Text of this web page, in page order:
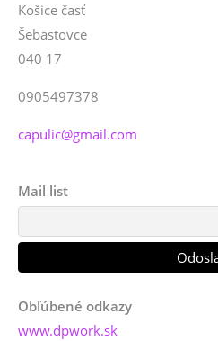
Košice časť
Šebastovce
040 17
0905497378
capulic@gmail.com
Mail list
Obľúbené odkazy
www.dpwork.sk